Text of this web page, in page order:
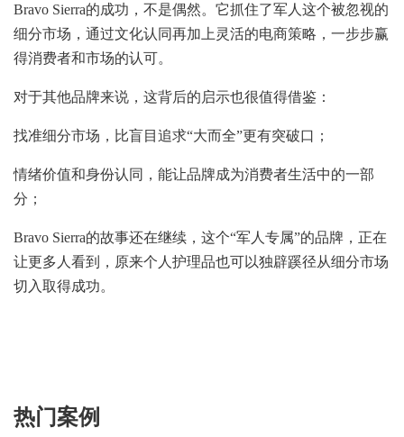
Bravo Sierra的成功，不是偶然。它抓住了军人这个被忽视的
细分市场，通过文化认同再加上灵活的电商策略，一步步赢
得消费者和市场的认可。
对于其他品牌来说，这背后的启示也很值得借鉴：
找准细分市场，比盲目追求“大而全”更有突破口；
情绪价值和身份认同，能让品牌成为消费者生活中的一部
分；
Bravo Sierra的故事还在继续，这个“军人专属”的品牌，正在
让更多人看到，原来个人护理品也可以独辟蹊径从细分市场
切入取得成功。
热门案例